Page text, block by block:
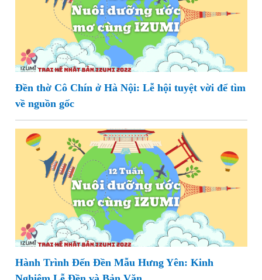
Đền thờ Cô Chín ở Hà Nội: Lễ hội tuyệt vời để tìm
về nguồn gốc
Hành Trình Đến Đền Mẫu Hưng Yên: Kinh